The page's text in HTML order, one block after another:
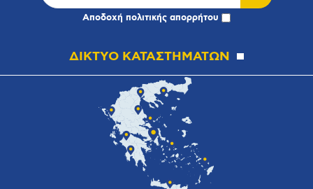
Αποδοχή πολιτικής απορρήτου
ΔΙΚΤΥΟ ΚΑΤΑΣΤΗΜΑΤΩΝ